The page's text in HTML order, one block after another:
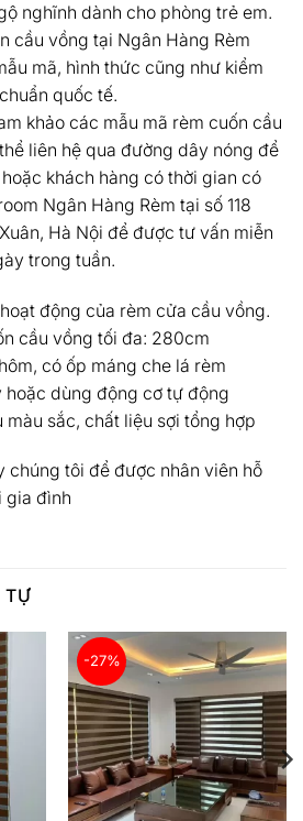
nghĩnh dành cho phòng trẻ em.
cầu vồng tại Ngân Hàng Rèm
mã, hình thức cũng như kiểm
quốc tế.
khảo các mẫu mã rèm cuốn cầu
liên hệ qua đường dây nóng để
khách hàng có thời gian có
Ngân Hàng Rèm tại số 118
Hà Nội để được tư vấn miễn
trong tuần.
động của rèm cửa cầu vồng.
cầu vồng tối đa: 280cm
có ốp máng che lá rèm
hoặc dùng động cơ tự động
sắc, chất liệu sợi tổng hợp
chúng tôi để được nhân viên hỗ
gia đình
TỰ
-27%